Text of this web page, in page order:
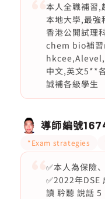
本人全職補習,
本地大學,最強
香港公開試理
chem bio補
中文,英文5**
誠補各級學生
導師編號
*Exam strategies
✅本人為保險
✅2022年
讀 耹聽 說話